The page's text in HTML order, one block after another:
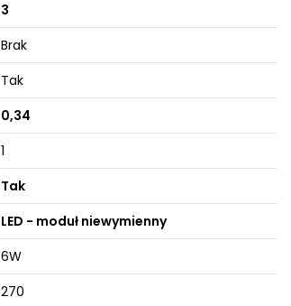
3
Brak
Tak
0,34
1
Tak
LED - moduł niewymienny
6W
270